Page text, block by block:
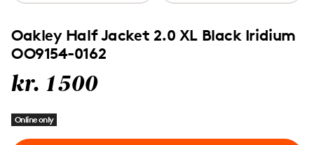
Oakley Half Jacket 2.0 XL Black Iridium
OO9154-0162
kr. 1500
Online only